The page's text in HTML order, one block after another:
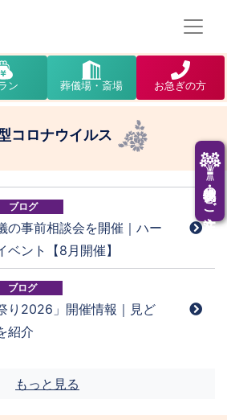
供花・供物のご注文
ン 葬儀場・斎場 お急ぎの方
コロナウイルス
ブログ
の事前相談会を開催｜ハー
ント【8月開催】
ブログ
り2026」開催情報｜見ど
紹介
もっと見る